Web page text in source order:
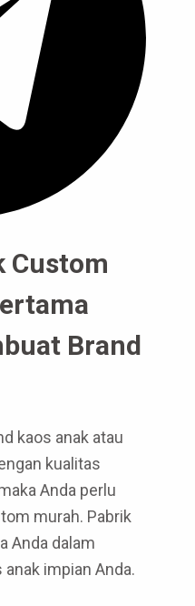
Custom
Brand
kaos anak atau
kualitas
Anda perlu
murah. Pabrik
Anda dalam
impian Anda.